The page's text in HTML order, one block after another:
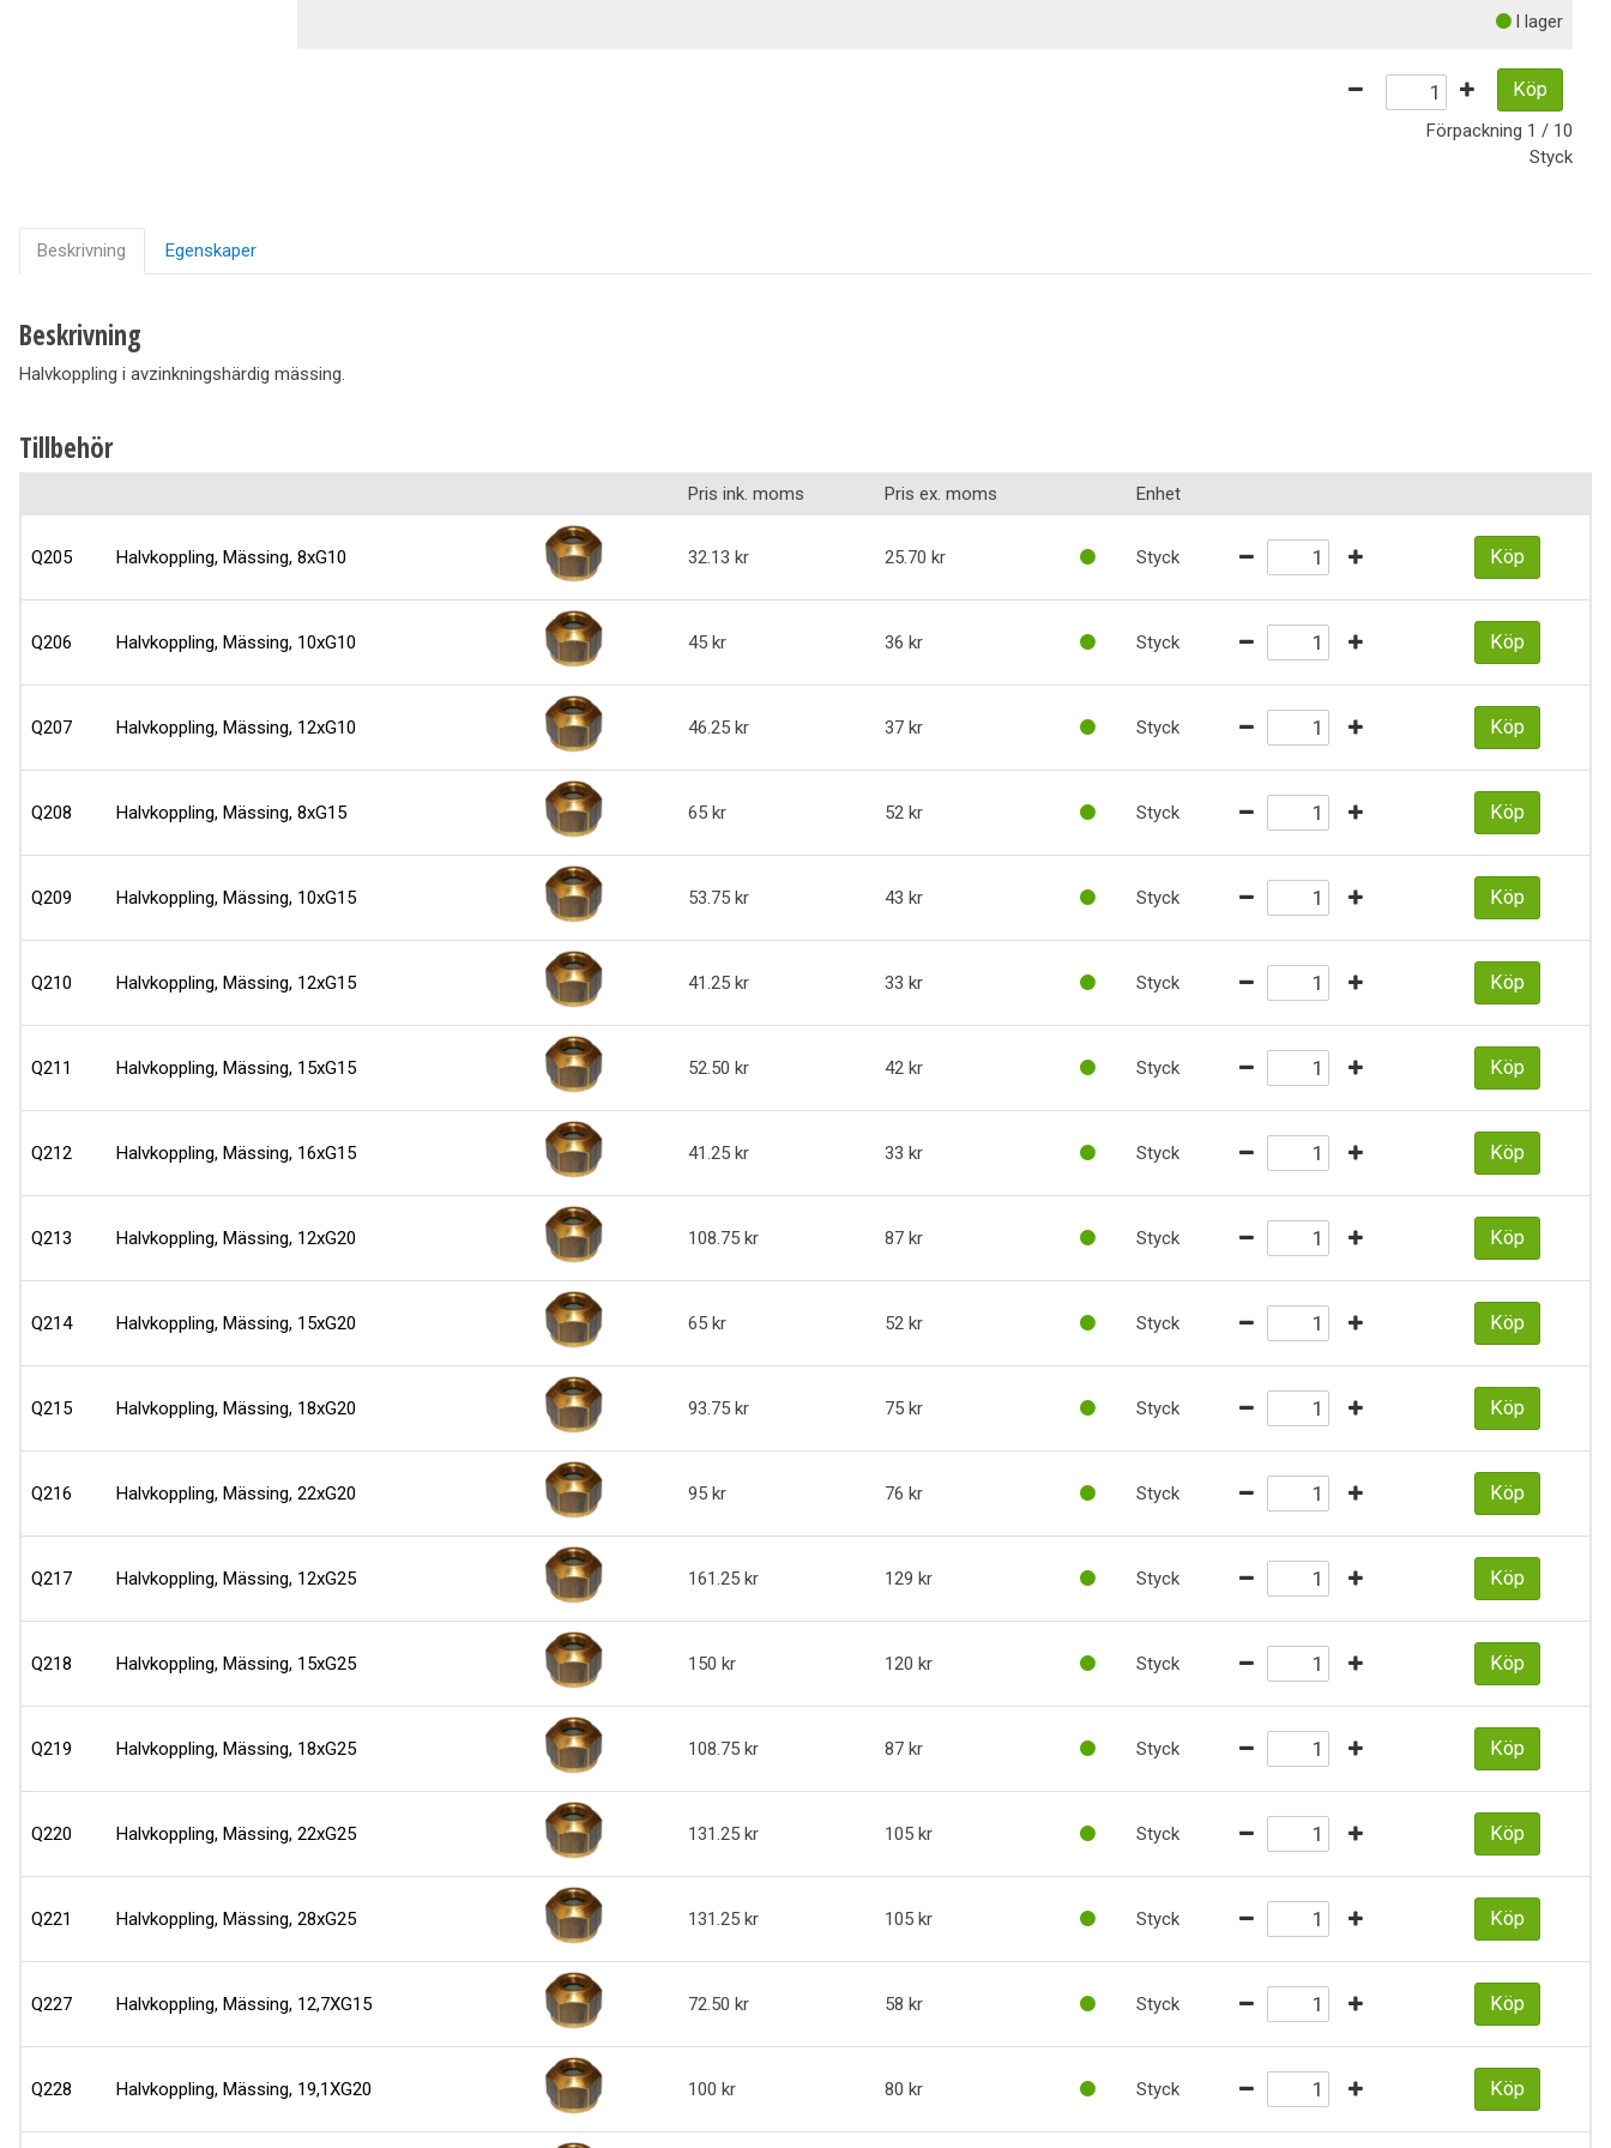
I lager
Köp
Förpackning 1 / 10
Styck
Beskrivning Egenskaper
Beskrivning
Halvkoppling i avzinkningshärdig mässing.
Tillbehör
Pris ink. moms Pris ex. moms Enhet
Q205 Halvkoppling, Mässing, 8xG10 32.13 25.70 Styck Köp
Q206 Halvkoppling, Mässing, 10xG10 45 36 Styck Köp
Q207 Halvkoppling, Mässing, 12xG10 46.25 37 Styck Köp
Q208 Halvkoppling, Mässing, 8xG15 65 52 Styck Köp
Q209 Halvkoppling, Mässing, 10xG15 53.75 43 Styck Köp
Q210 Halvkoppling, Mässing, 12xG15 41.25 33 Styck Köp
Q211 Halvkoppling, Mässing, 15xG15 52.50 42 Styck Köp
Q212 Halvkoppling, Mässing, 16xG15 41.25 33 Styck Köp
Q213 Halvkoppling, Mässing, 12xG20 108.75 87 Styck Köp
Q214 Halvkoppling, Mässing, 15xG20 65 52 Styck Köp
Q215 Halvkoppling, Mässing, 18xG20 93.75 75 Styck Köp
Q216 Halvkoppling, Mässing, 22xG20 95 76 Styck Köp
Q217 Halvkoppling, Mässing, 12xG25 161.25 129 Styck Köp
Q218 Halvkoppling, Mässing, 15xG25 150 120 Styck Köp
Q219 Halvkoppling, Mässing, 18xG25 108.75 87 Styck Köp
Q220 Halvkoppling, Mässing, 22xG25 131.25 105 Styck Köp
Q221 Halvkoppling, Mässing, 28xG25 131.25 105 Styck Köp
Q227 Halvkoppling, Mässing, 12,7XG15 72.50 58 Styck Köp
Q228 Halvkoppling, Mässing, 19,1XG20 100 80 Styck Köp